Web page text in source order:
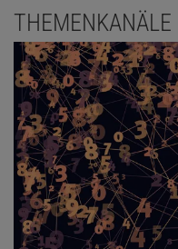
THEMENKANÄLE